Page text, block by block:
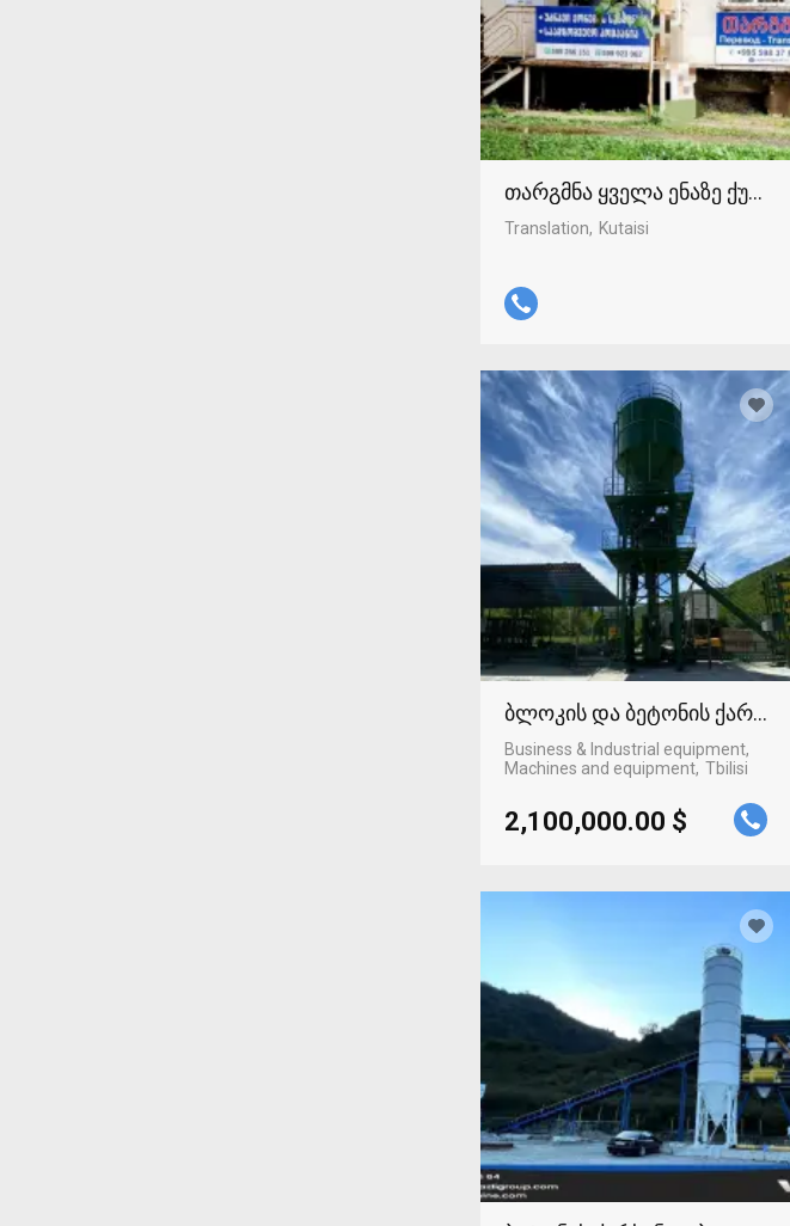
თარგმნა ყველა ენაზე
Translation Kutaisi
ბლოკის და ბეტონის ქარხანა
Business & Industrial equipment,
Machines and equipment Tbilisi
2,100,000.00 $